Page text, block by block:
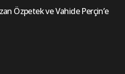
Özpetek ve Vahide Perçin’e